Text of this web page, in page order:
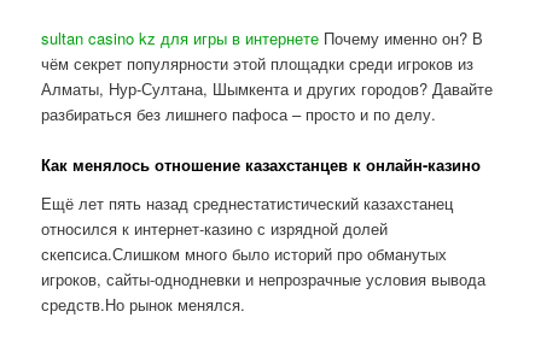
sultan casino kz для игры в интернете Почему именно он? В
чём секрет популярности этой площадки среди игроков из
Алматы, Нур-Султана, Шымкента и других городов? Давайте
разбираться без лишнего пафоса – просто и по делу.
Как менялось отношение казахстанцев к онлайн-казино
Ещё лет пять назад среднестатистический казахстанец
относился к интернет-казино с изрядной долей
скепсиса.Слишком много было историй про обманутых
игроков, сайты-однодневки и непрозрачные условия вывода
средств.Но рынок менялся.